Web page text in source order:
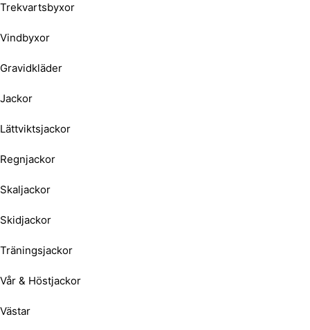
Trekvartsbyxor
Vindbyxor
Gravidkläder
Jackor
Lättviktsjackor
Regnjackor
Skaljackor
Skidjackor
Träningsjackor
Vår & Höstjackor
Västar